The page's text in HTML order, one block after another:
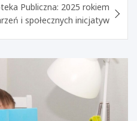
Publiczna: 2025 rokiem
i społecznych inicjatyw